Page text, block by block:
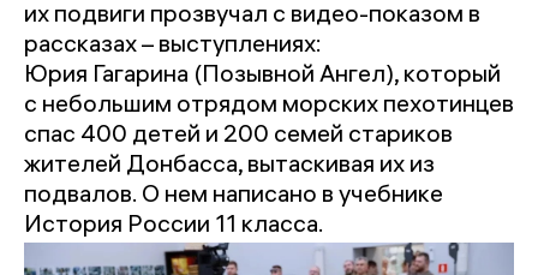
их подвиги прозвучал с видео-показом в
рассказах – выступлениях:
Юрия Гагарина (Позывной Ангел), который
с небольшим отрядом морских пехотинцев
спас 400 детей и 200 семей стариков
жителей Донбасса, вытаскивая их из
подвалов. О нем написано в учебнике
История России 11 класса.